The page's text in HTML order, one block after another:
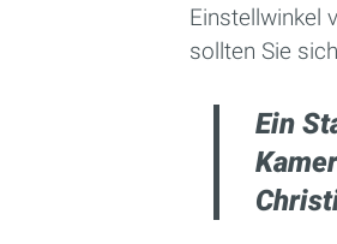
Einstellwinkel
sollten Sie
Ein